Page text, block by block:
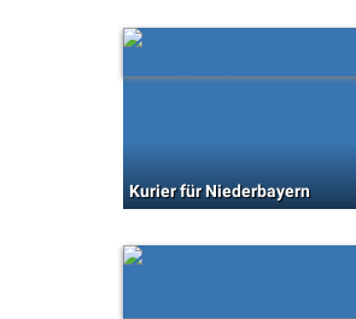
Kurier für Niederbayern